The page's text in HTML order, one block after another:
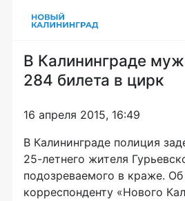
В Калининграде
284 билета в цирк
16 апреля 2015, 16:49
В Калининграде полиция
25-летнего жителя
подозреваемого в краже.
корреспонденту «Нового